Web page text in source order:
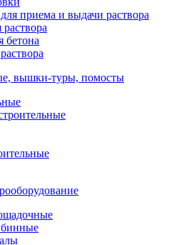
приема и выдачи раствора
раствора
бетона
вышки-туры, помосты